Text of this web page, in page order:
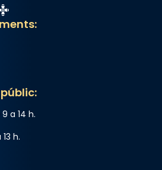
Estel Cristiana
a 14 h.
h.